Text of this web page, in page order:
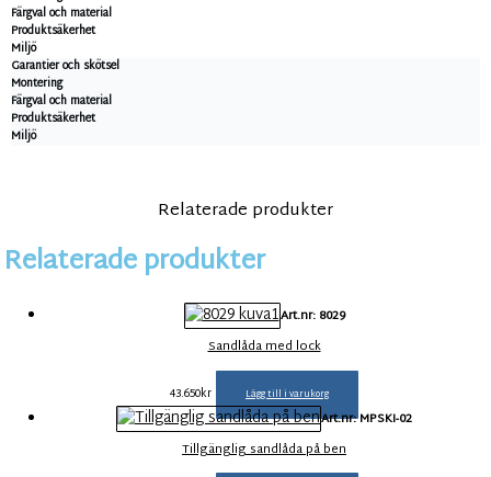
Färgval och material
Produktsäkerhet
Miljö
Garantier och skötsel
Montering
Färgval och material
Produktsäkerhet
Miljö
Relaterade produkter
Relaterade produkter
Art.nr: 8029
Sandlåda med lock
43.650kr Lägg till i varukorg
Art.nr: MPSKI-02
Tillgänglig sandlåda på ben